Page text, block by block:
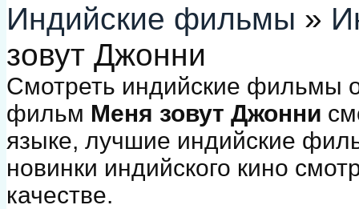
Индийские фильмы »
зовут Джонни
Смотреть индийские фильмы
фильм Меня зовут Джонни
языке, лучшие индийские
новинки индийского кино
качестве.